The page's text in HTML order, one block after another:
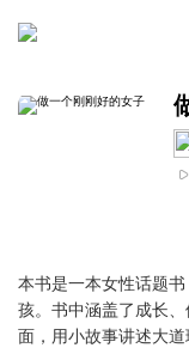
本书是一本女性话题
孩。书中涵盖了成长
面，用小故事讲述大道